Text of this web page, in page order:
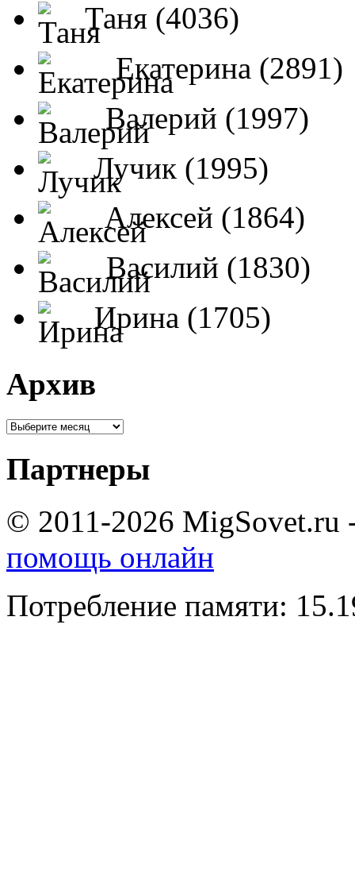
Таня (4036)
Екатерина (2891)
Валерий (1997)
Лучик (1995)
Алексей (1864)
Василий (1830)
Ирина (1705)
Архив
Партнеры
© 2011-2026 MigSovet.ru
помощь онлайн
Потребление памяти: